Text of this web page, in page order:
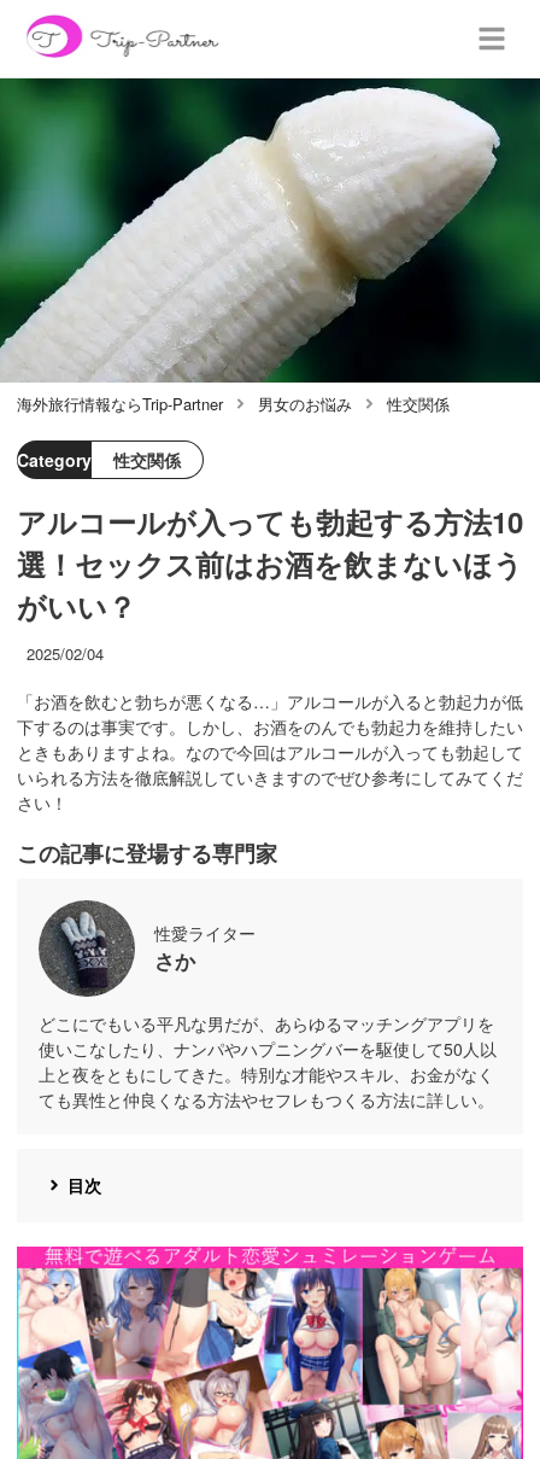
海外旅行情報ならTrip-Partner 男女のお悩み 性交関係
Category 性交関係
アルコールが入っても勃起する方法10
選！セックス前はお酒を飲まないほう
がいい？
2025/02/04
「お酒を飲むと勃ちが悪くなる…」アルコールが入ると勃起力が低
下するのは事実です。しかし、お酒をのんでも勃起力を維持したい
ときもありますよね。なので今回はアルコールが入っても勃起して
いられる方法を徹底解説していきますのでぜひ参考にしてみてくだ
さい！
この記事に登場する専門家
性愛ライター
さか
どこにでもいる平凡な男だが、あらゆるマッチングアプリを
使いこなしたり、ナンパやハプニングバーを駆使して50人以
上と夜をともにしてきた。特別な才能やスキル、お金がなく
ても異性と仲良くなる方法やセフレもつくる方法に詳しい。
目次
https://cv-
measurement.com/ad/p/r?
medium=191&ad=1692&creative=1386